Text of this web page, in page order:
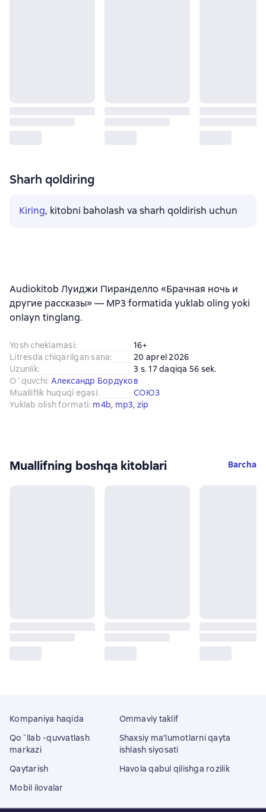
Sharh qoldiring
Kiring, kitobni baholash va sharh qoldirish uchun
Audiokitob Луиджи Пиранделло «Брачная ночь и
другие рассказы» — MP3 formatida yuklab oling yoki
onlayn tinglang.
Yosh cheklamasi:
16+
Litresda chiqarilgan sana:
20 aprel 2026
Uzunlik:
3 s. 17 daqiqa 56 sek.
O`quvchi: Александр Бордуков
Mualliflik huquqi egasi:
СОЮЗ
Yuklab olish formati: m4b, mp3, zip
Muallifning boshqa kitoblari Barcha
Kompaniya haqida
Qo`llab -quvvatlash
markazi
Qaytarish
Mobil ilovalar
Ommaviy taklif
Shaxsiy ma'lumotlarni qayta
ishlash siyosati
Havola qabul qilishga rozilik